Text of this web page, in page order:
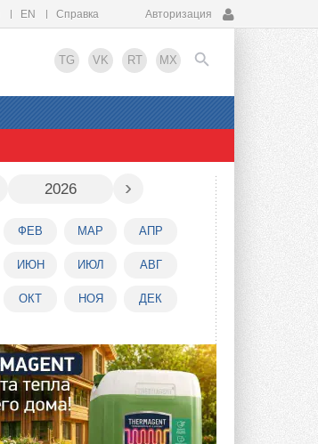
EN Справка Авторизация
TG VK RT MX
EN
2026 ›
ФЕВ МАР АПР
ИЮН ИЮЛ АВГ
ОКТ НОЯ ДЕК